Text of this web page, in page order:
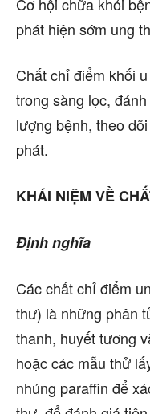
phát hiện sớm ung
Chất chỉ điểm khối
trong sàng lọc,
lượng bệnh, theo
phát.
KHÁI NIỆM VỀ
Định nghĩa
Các chất chỉ điểm
thư) là những phân
thanh, huyết tương
hoặc các mẫu thử
nhúng paraffin để